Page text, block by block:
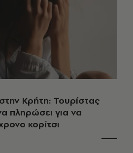
Κρήτη: Τουρίστας
πληρώσει για να
κορίτσι